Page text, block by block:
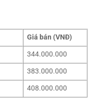
Giá bán (VNĐ)
344.000.000
383.000.000
408.000.000